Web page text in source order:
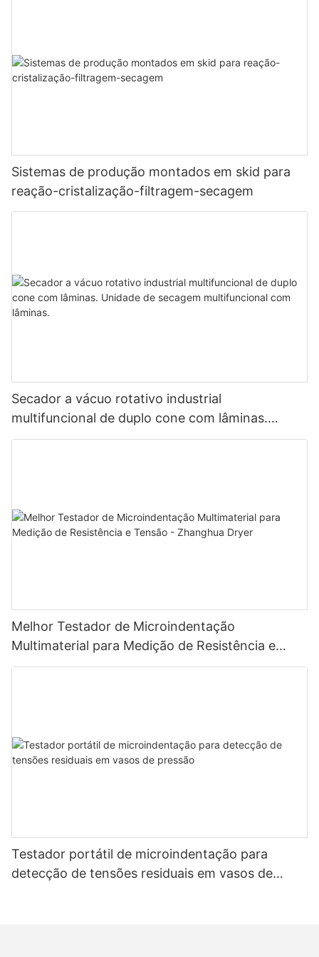
Sistemas de produção montados em skid para
reação-cristalização-filtragem-secagem
Secador a vácuo rotativo industrial
multifuncional de duplo cone com lâminas.
Unidade de secagem multifuncional com
Melhor Testador de Microindentação
Multimaterial para Medição de Resistência e
Tensão - Zhanghua Dryer
Testador portátil de microindentação para
detecção de tensões residuais em vasos de